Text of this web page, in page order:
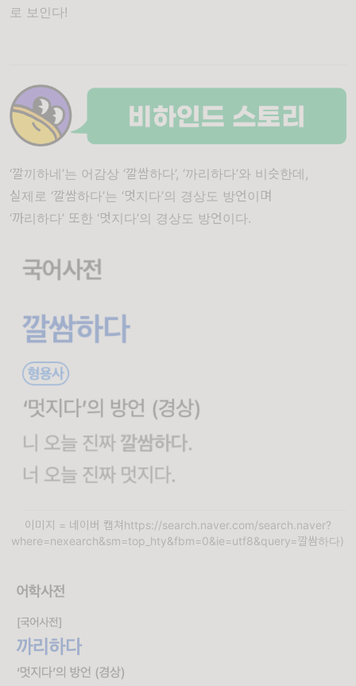
로 보인다!
‘깔끼하네’는 어감상 ‘깔쌈하다’, ‘까리하다’와 비슷한데,
실제로 ‘깔쌈하다’는 ‘멋지다’의 경상도 방언이며
‘까리하다’ 또한 ‘멋지다’의 경상도 방언이다.
이미지 = 네이버 캡쳐https://search.naver.com/search.naver?
where=nexearch&sm=top_hty&fbm=0&ie=utf8&query=깔쌈하다)